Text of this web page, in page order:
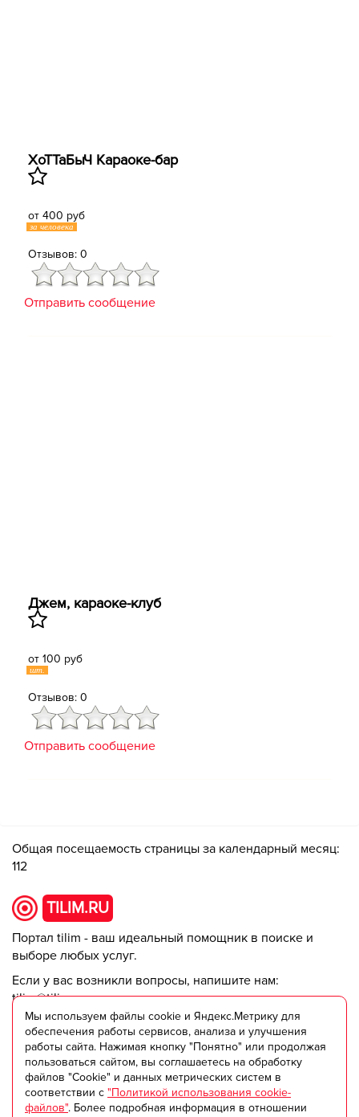
ХоТТаБыЧ Караоке-бар
от 400 руб
за человека
Отзывов: 0
Отправить сообщение
Джем, караоке-клуб
от 100 руб
шт.
Отзывов: 0
Отправить сообщение
Общая посещаемость страницы за календарный месяц:
112
TILIM.RU
Портал tilim - ваш идеальный помощник в поиске и
выборе любых услуг.
Если у вас возникли вопросы, напишите нам:
tilim@tilim.ru
Данный сайт является средством для обмена
информацией между пользователями. Администрация
не несет ответственности за ее достоверность и
актуальность.
Мы используем файлы cookie и Яндекс.Метрику для
обеспечения работы сервисов, анализа и улучшения
работы сайта. Нажимая кнопку "Понятно" или продолжая
пользоваться сайтом, вы соглашаетесь на обработку
файлов "Cookie" и данных метрических систем в
соответствии с "Политикой использования cookie-
файлов". Более подробная информация в отношении